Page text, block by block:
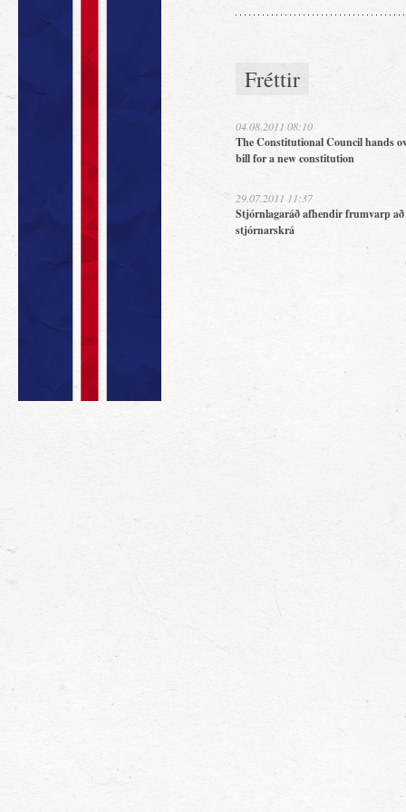
Fréttir
04.08.2011 08:10
The Constitutional Council hands
bill for a new constitution
29.07.2011 11:37
Stjórnlagaráð afhendir frumvarp
stjórnarskrá